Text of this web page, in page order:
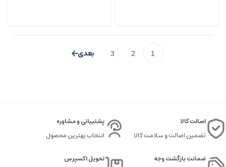
1
2
3
اصالت کالا
تضمین اصالت و سلامت کالا
پشتیبانی و مشاوره
انتخاب بهترین محصول
ضمانت بازگشت وجه
تحویل اکسپرس